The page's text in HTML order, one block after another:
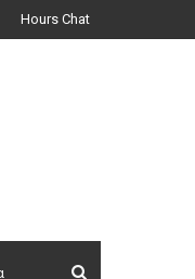
Hours Chat